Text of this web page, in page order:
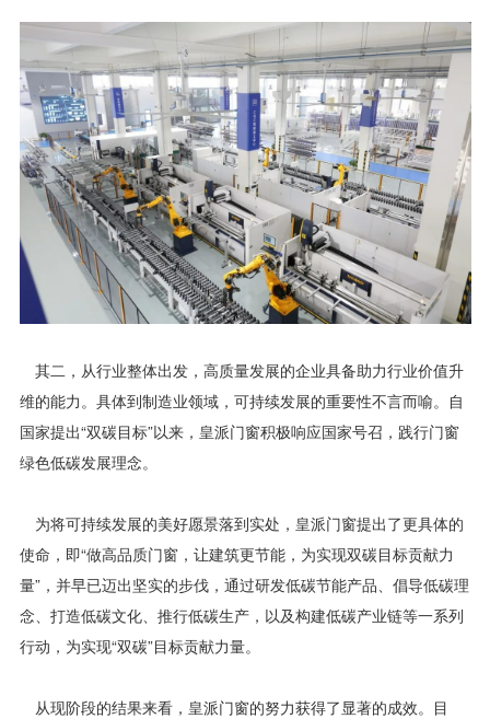
其二，从行业整体出发，高质量发展的企业具备助力行业价值升
维的能力。具体到制造业领域，可持续发展的重要性不言而喻。自
国家提出“双碳目标”以来，皇派门窗积极响应国家号召，践行门窗
绿色低碳发展理念。
为将可持续发展的美好愿景落到实处，皇派门窗提出了更具体的
使命，即“做高品质门窗，让建筑更节能，为实现双碳目标贡献力
量”，并早已迈出坚实的步伐，通过研发低碳节能产品、倡导低碳理
念、打造低碳文化、推行低碳生产，以及构建低碳产业链等一系列
行动，为实现“双碳”目标贡献力量。
从现阶段的结果来看，皇派门窗的努力获得了显著的成效。目